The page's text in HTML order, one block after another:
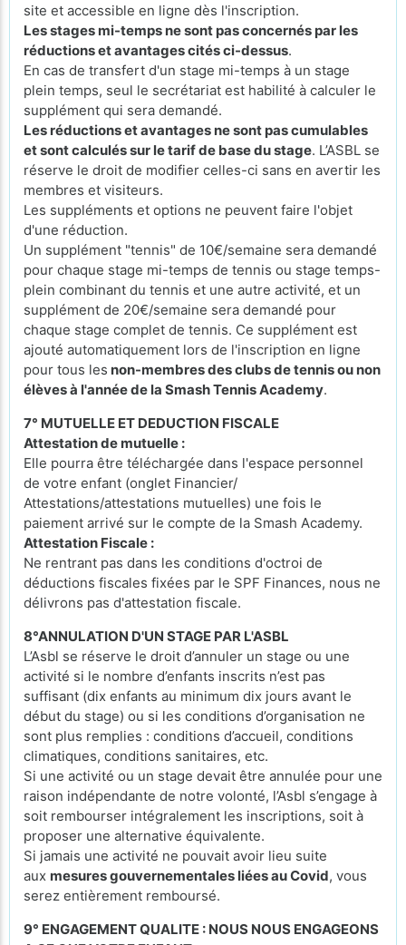
site et accessible en ligne dès l'inscription.
Les stages mi-temps ne sont pas concernés par les
réductions et avantages cités ci-dessus.
En cas de transfert d'un stage mi-temps à un stage
plein temps, seul le secrétariat est habilité à calculer le
supplément qui sera demandé.
Les réductions et avantages ne sont pas cumulables
et sont calculés sur le tarif de base du stage. L’ASBL se
réserve le droit de modifier celles-ci sans en avertir les
membres et visiteurs.
Les suppléments et options ne peuvent faire l'objet
d'une réduction.
Un supplément "tennis" de 10€/semaine sera demandé
pour chaque stage mi-temps de tennis ou stage temps-
plein combinant du tennis et une autre activité, et un
supplément de 20€/semaine sera demandé pour
chaque stage complet de tennis. Ce supplément est
ajouté automatiquement lors de l'inscription en ligne
pour tous les non-membres des clubs de tennis ou non
élèves à l'année de la Smash Tennis Academy.
7° MUTUELLE ET DEDUCTION FISCALE
Attestation de mutuelle :
Elle pourra être téléchargée dans l'espace personnel
de votre enfant (onglet Financier/
Attestations/attestations mutuelles) une fois le
paiement arrivé sur le compte de la Smash Academy.
Attestation Fiscale :
Ne rentrant pas dans les conditions d'octroi de
déductions fiscales fixées par le SPF Finances, nous ne
délivrons pas d'attestation fiscale.
8°ANNULATION D'UN STAGE PAR L'ASBL
L’Asbl se réserve le droit d’annuler un stage ou une
activité si le nombre d’enfants inscrits n’est pas
suffisant (dix enfants au minimum dix jours avant le
début du stage) ou si les conditions d’organisation ne
sont plus remplies : conditions d’accueil, conditions
climatiques, conditions sanitaires, etc.
Si une activité ou un stage devait être annulée pour une
raison indépendante de notre volonté, l’Asbl s’engage à
soit rembourser intégralement les inscriptions, soit à
proposer une alternative équivalente.
Si jamais une activité ne pouvait avoir lieu suite
aux mesures gouvernementales liées au Covid, vous
serez entièrement remboursé.
9° ENGAGEMENT QUALITE : NOUS NOUS ENGAGEONS